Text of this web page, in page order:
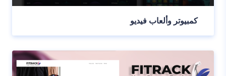
كمبيوتر وألعاب فيديو